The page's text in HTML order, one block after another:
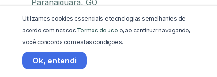
Paranaiguara, GO
Aragarças, GO
Vila Propício, GO
Senador Canedo, GO
São Simão, GO
Utilizamos cookies essenciais e tecnologias semelhantes de
acordo com nossos Termos de uso e, ao continuar navegando,
você concorda com estas condições.
Ok, entendi